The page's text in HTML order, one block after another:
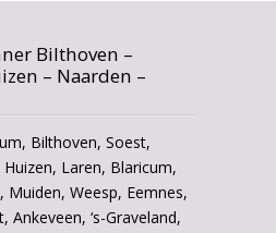
Bilthoven –
– Naarden –
Bilthoven, Soest,
Laren, Blaricum,
Muiden, Weesp, Eemnes,
Ankeveen, ‘s-Graveland,